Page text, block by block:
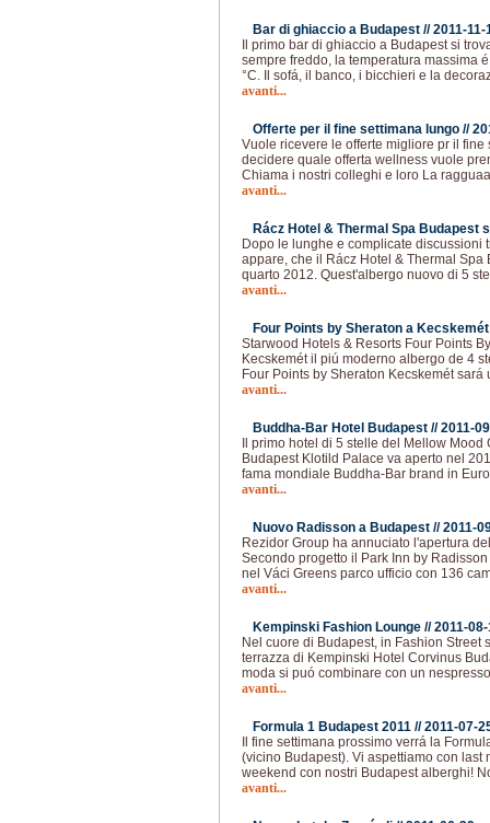
Bar di ghiaccio a Budapest //2011-11-
Il primo bar di ghiaccio a Budapest si
sempre freddo, la temperatura massima
°C. Il sofá, il banco, i bicchieri e la
avanti...
Offerte per il fine settimana lungo //
Vuole ricevere le offerte migliore pr il
decidere quale offerta wellness vuole
Chiama i nostri colleghi e loro La
avanti...
Rácz Hotel & Thermal Spa Budapest
Dopo le lunghe e complicate discussioni
appare, che il Rácz Hotel & Thermal
quarto 2012. Quest'albergo nuovo di 5
avanti...
Four Points by Sheraton a
Starwood Hotels & Resorts Four Points
Kecskemét il piú moderno albergo de 4
Four Points by Sheraton Kecskemét
avanti...
Buddha-Bar Hotel Budapest //2011-
Il primo hotel di 5 stelle del Mellow
Budapest Klotild Palace va aperto nel
fama mondiale Buddha-Bar brand in
avanti...
Nuovo Radisson a Budapest //2011-
Rezidor Group ha annuciato l'apertura
Secondo progetto il Park Inn by
nel Váci Greens parco ufficio con 136
avanti...
Kempinski Fashion Lounge //2011-
Nel cuore di Budapest, in Fashion Street
terrazza di Kempinski Hotel Corvinus
moda si puó combinare con un
avanti...
Formula 1 Budapest 2011 //2011-07-
Il fine settimana prossimo verrá la
(vicino Budapest). Vi aspettiamo con last
weekend con nostri Budapest alberghi!
avanti...